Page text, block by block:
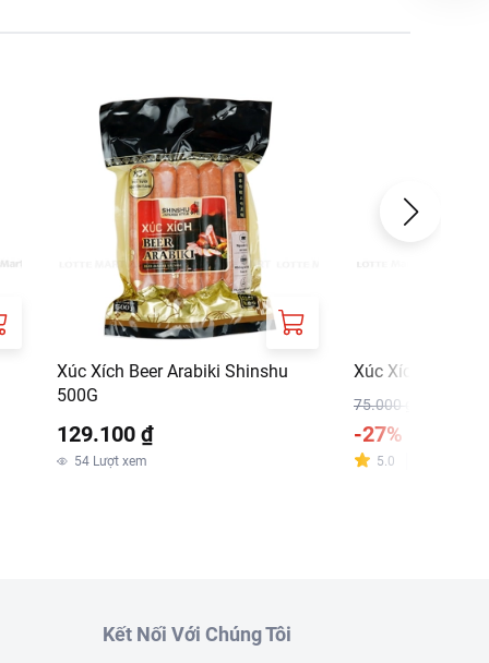
Xúc Xích Beer Arabiki Shinshu
500G
129.100 ₫
54 Lượt xem
Xúc Xích Việt Mỹ
75.000 ₫
-27%
5.0
Kết Nối Với Chúng Tôi